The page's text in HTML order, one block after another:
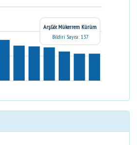
Arş.Gör. Mükerrem Kürüm
Bildiri Sayısı: 137